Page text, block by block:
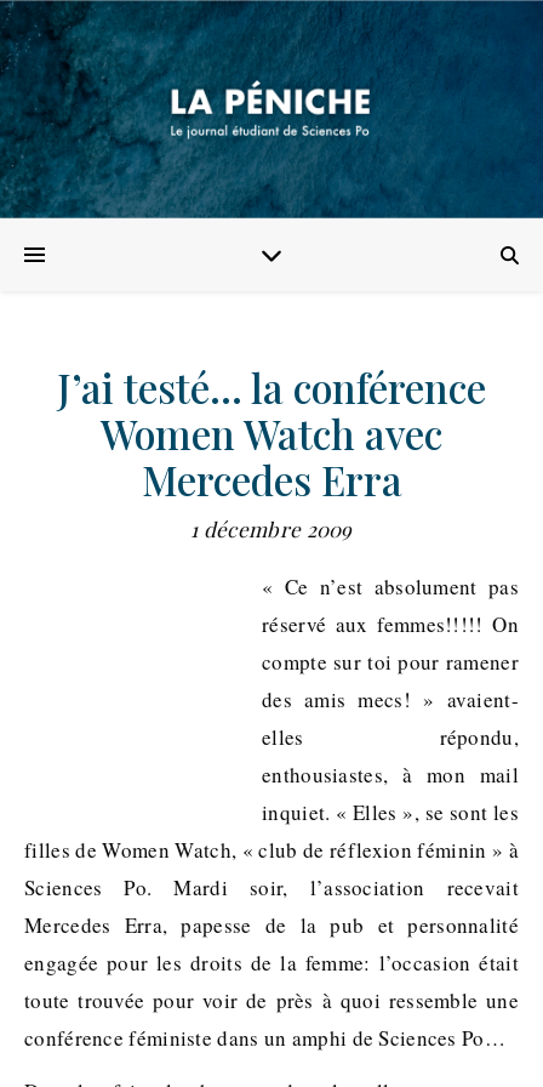
J’ai testé… la conférence
Women Watch avec
Mercedes Erra
1 décembre 2009
« Ce n’est absolument pas
réservé aux femmes!!!!! On
compte sur toi pour ramener
des amis mecs! » avaient-
elles répondu,
enthousiastes, à mon mail
inquiet. « Elles », se sont les
filles de Women Watch, « club de réflexion féminin » à
Sciences Po. Mardi soir, l’association recevait
Mercedes Erra, papesse de la pub et personnalité
engagée pour les droits de la femme: l’occasion était
toute trouvée pour voir de près à quoi ressemble une
conférence féministe dans un amphi de Sciences Po…